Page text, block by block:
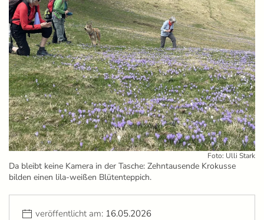
Foto: Ulli Stark
Da bleibt keine Kamera in der Tasche: Zehntausende Krokusse
bilden einen lila-weißen Blütenteppich.
veröffentlicht am: 16.05.2026